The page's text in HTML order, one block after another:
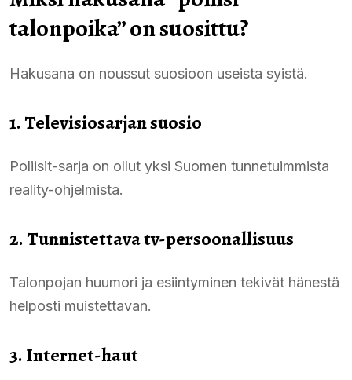
talonpoika” on suosittu?
Hakusana on noussut suosioon useista syistä.
1. Televisiosarjan suosio
Poliisit-sarja on ollut yksi Suomen tunnetuimmista
reality-ohjelmista.
2. Tunnistettava tv-persoonallisuus
Talonpojan huumori ja esiintyminen tekivät hänestä
helposti muistettavan.
3. Internet-haut